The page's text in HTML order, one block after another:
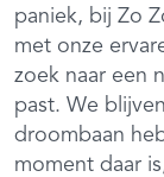
paniek, bij Zo
met onze
zoek naar een
past. We
droombaan
moment daar